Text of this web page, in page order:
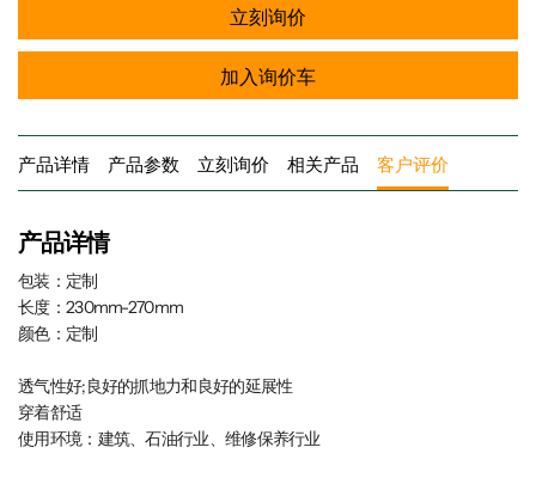
立刻询价
加入询价车
产品详情 产品参数 立刻询价 相关产品 客户评价
产品详情
包装：定制
长度：230mm-270mm
颜色：定制
透气性好;良好的抓地力和良好的延展性
穿着舒适
使用环境：建筑、石油行业、维修保养行业